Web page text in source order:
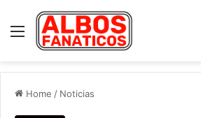
Menu
Home / Noticias